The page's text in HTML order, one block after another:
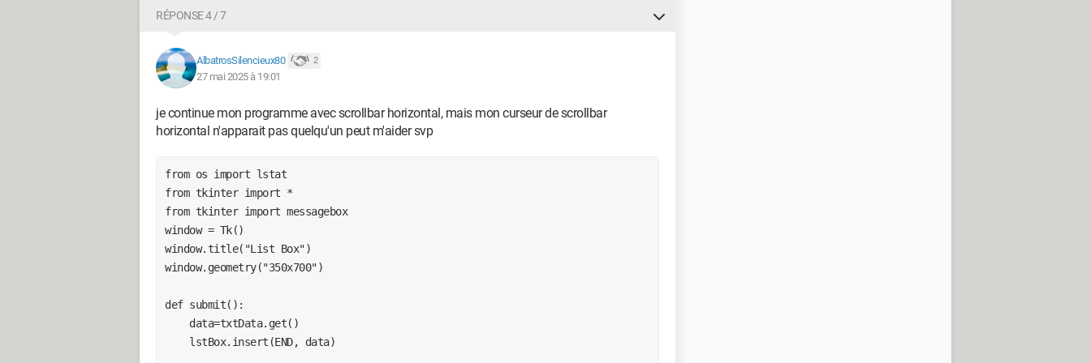
Windows / Firefox 138.0
RÉPONSE 4 / 7
AlbatrosSilencieux80 2
27 mai 2025 à 19:01
je continue mon programme avec scrollbar horizontal, mais mon curseur de scrollbar
horizontal n'apparait pas quelqu'un peut m'aider svp
from os import lstat
from tkinter import *
from tkinter import messagebox
window = Tk()
window.title("List Box")
window.geometry("350x700")
def submit():